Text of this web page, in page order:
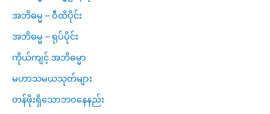
အဘိဓမ္မ – ဝီထိပိုင်း
အဘိဓမ္မ – ရုပ်ပိုင်း
ကိုယ်ကျင့် အဘိဓမ္မာ
မဟာသမယသုတ်များ
တန်ဖိုးရှိသောဘဝနေနည်း